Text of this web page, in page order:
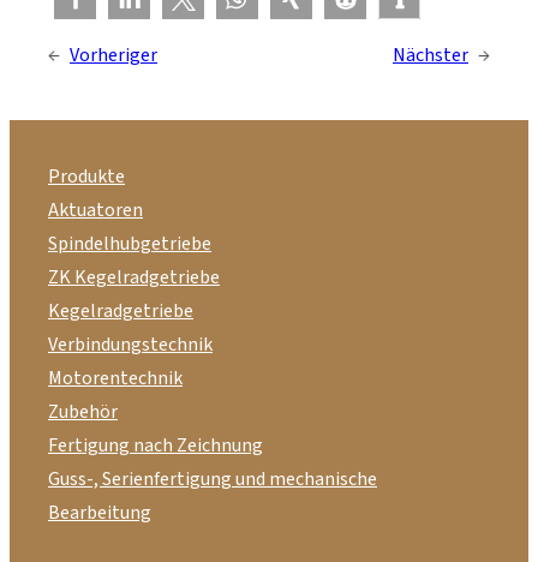
← Vorheriger Nächster →
Produkte
Aktuatoren
Spindelhubgetriebe
ZK Kegelradgetriebe
Kegelradgetriebe
Verbindungstechnik
Motorentechnik
Zubehör
Fertigung nach Zeichnung
Guss-, Serienfertigung und mechanische
Bearbeitung